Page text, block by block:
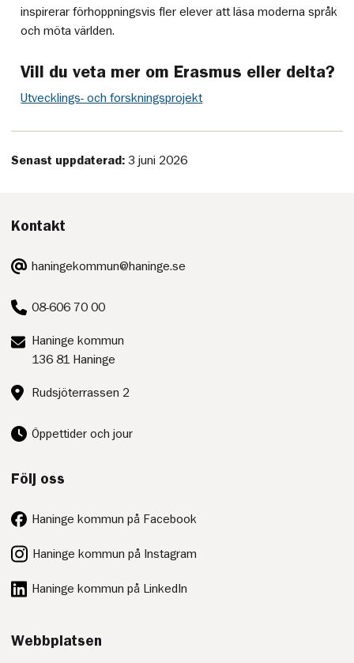
inspirerar förhoppningsvis fler elever att läsa moderna språk
och möta världen.
Vill du veta mer om Erasmus eller delta?
Utvecklings- och forskningsprojekt
Senast uppdaterad:3 juni 2026
Kontakt
E-
post:
haningekommun@haninge.se
Telefon:
08-606 70 00
Postadress:
Haninge kommun
136 81 Haninge
Besöksadress:
Rudsjöterrassen 2
Öppettider och jour
Följ oss
Haninge kommun på Facebook
Haninge kommun på Instagram
Haninge kommun på LinkedIn
Webbplatsen